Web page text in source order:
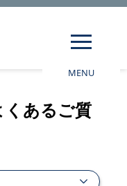
MENU
あるご質